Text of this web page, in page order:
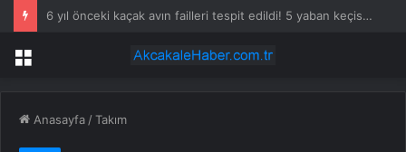
Görevden Alınan CHP Isparta İl Başkanı Karaca: “Hemen Geçiş Yapacağız”
Menü
Anasayfa /Takım